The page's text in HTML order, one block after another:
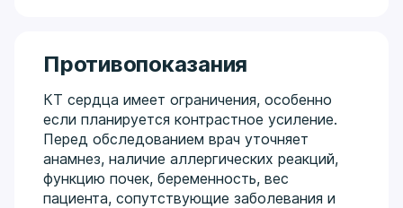
Противопоказания
КТ сердца имеет ограничения, особенно
если планируется контрастное усиление.
Перед обследованием врач уточняет
анамнез, наличие аллергических реакций,
функцию почек, беременность, вес
пациента, сопутствующие заболевания и